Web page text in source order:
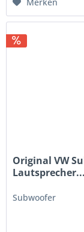
Original VW
Lautsprecher...
Subwoofer